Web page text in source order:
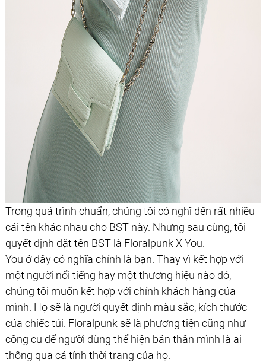
Trong quá trình chuẩn, chúng tôi có nghĩ đến rất nhiều
cái tên khác nhau cho BST này. Nhưng sau cùng, tôi
quyết định đặt tên BST là Floralpunk X You.
You ở đây có nghĩa chính là bạn. Thay vì kết hợp với
một người nổi tiếng hay một thương hiệu nào đó,
chúng tôi muốn kết hợp với chính khách hàng của
mình. Họ sẽ là người quyết định màu sắc, kích thước
của chiếc túi. Floralpunk sẽ là phương tiện cũng như
công cụ để người dùng thể hiện bản thân mình là ai
thông qua cá tính thời trang của họ.